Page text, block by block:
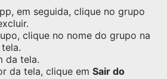
em seguida, clique no grupo
clique no nome do grupo na
da tela.
da tela, clique em Sair do